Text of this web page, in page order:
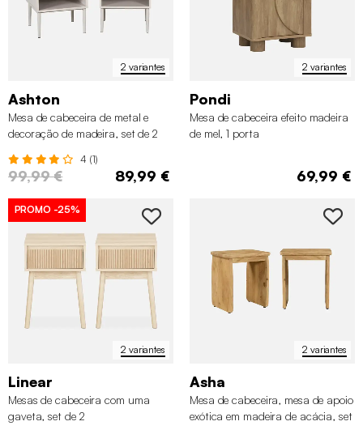
2 variantes
Ashton
Mesa de cabeceira de metal e
decoração de madeira, set de 2
4 (1)
99,99 € 89,99 €
2 variantes
Pondi
Mesa de cabeceira efeito madeira
de mel, 1 porta
69,99 €
2 variantes
PROMO -25%
Linear
Mesas de cabeceira com uma
gaveta, set de 2
2 variantes
Asha
Mesa de cabeceira, mesa de apoio
exótica em madeira de acácia, set